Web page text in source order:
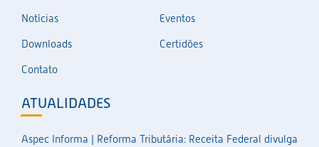
Notícias
Eventos
Downloads
Certidões
Contato
ATUALIDADES
Aspec Informa | Reforma Tributária: Receita Federal divulga